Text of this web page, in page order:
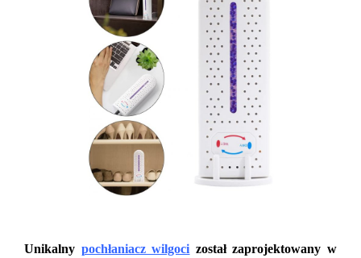
Unikalny pochłaniacz wilgoci został zaprojektowany w